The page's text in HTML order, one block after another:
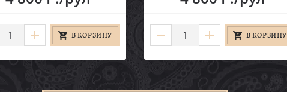
В КОРЗИНУ В КОРЗИНУ